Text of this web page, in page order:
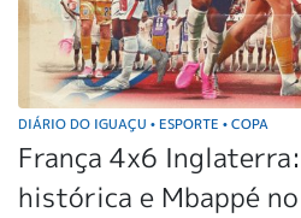
DIÁRIO DO IGUAÇU • ESPORTE • COPA
França 4x6
histórica e Mbappé